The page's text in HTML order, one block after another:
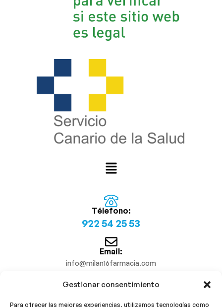
Gestionar consentimiento
Para ofrecer las mejores experiencias, utilizamos tecnologías como
Télefono:
922 54 25 53
Email:
info@milan16farmacia.com
¡Síguenos!